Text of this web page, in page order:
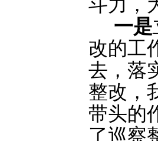
斗力，
一是
改的工
去，落
整改，
带头的
了巡察